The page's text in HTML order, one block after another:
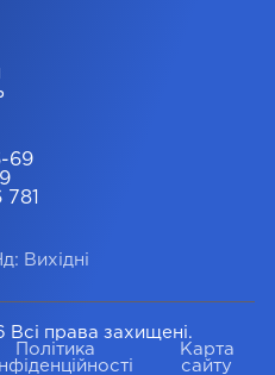
69
Вихідні
права захищені.
Політика
Карта
сайту